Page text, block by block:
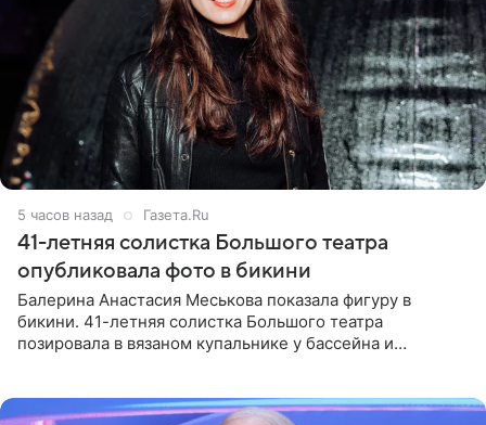
5 часов назад Газета.Ru
41-летняя солистка Большого театра
опубликовала фото в бикини
Балерина Анастасия Меськова показала фигуру в
бикини. 41-летняя солистка Большого театра
позировала в вязаном купальнике у бассейна и